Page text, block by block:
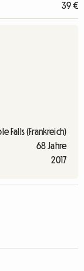
39 €
Falls (Frankreich)
68 Jahre
2017